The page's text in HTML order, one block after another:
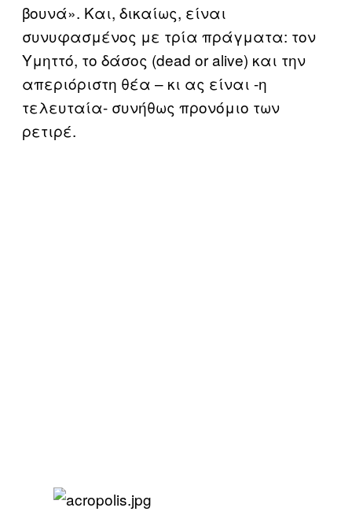
βουνά». Και, δικαίως, είναι
συνυφασμένος με τρία πράγματα: τον
Υμηττό, το δάσος (dead or alive) και την
απεριόριστη θέα – κι ας είναι -η
τελευταία- συνήθως προνόμιο των
ρετιρέ.